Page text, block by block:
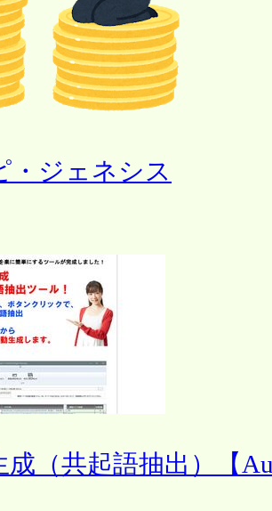
・ジェネシス
（共起語抽出）【